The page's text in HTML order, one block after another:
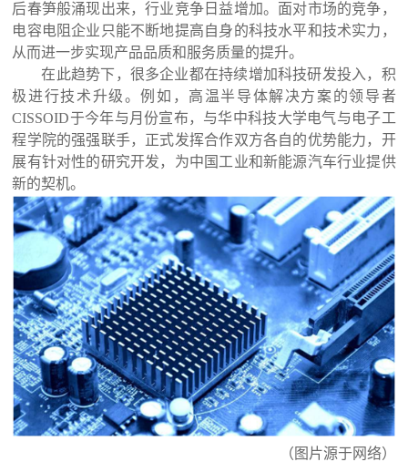
后春笋般涌现出来，行业竞争日益增加。面对市场的竞争，
电容电阻企业只能不断地提高自身的科技水平和技术实力，
从而进一步实现产品品质和服务质量的提升。
在此趋势下，很多企业都在持续增加科技研发投入，积
极进行技术升级。例如，高温半导体解决方案的领导者
CISSOID于今年与月份宣布，与华中科技大学电气与电子工
程学院的强强联手，正式发挥合作双方各自的优势能力，开
展有针对性的研究开发，为中国工业和新能源汽车行业提供
新的契机。
（图片源于网络）